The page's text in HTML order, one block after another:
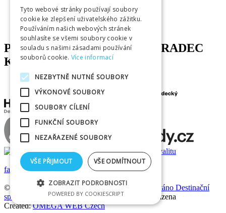
PARTNEŘI INFOCENTRA HRADEC
KRÁLOVÉ
facebook|instagram
© 2025 Infocentrum Hradec Králové je provozováno Destinační
společností Hradecko, z. s.- všechna práva vyhrazena
Created:OMEGA WEB Czech
Tyto webové stránky používají soubory
cookie ke zlepšení uživatelského zážitku.
Používáním našich webových stránek
souhlasíte se všemi soubory cookie v
souladu s našimi zásadami používání
souborů cookie. Více informací
NEZBYTNĚ NUTNÉ SOUBORY
VÝKONOVÉ SOUBORY
SOUBORY CÍLENÍ
FUNKČNÍ SOUBORY
NEZAŘAZENÉ SOUBORY
VŠE PŘIJMOUT VŠE ODMÍTNOUT
ZOBRAZIT PODROBNOSTI
POWERED BY COOKIESCRIPT